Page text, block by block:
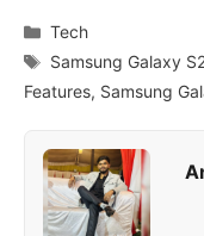
Categories
Tech
Tags
Samsung Galaxy
Features, Samsung